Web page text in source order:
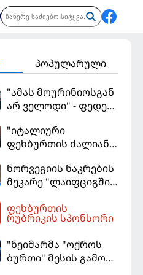
პოპულარული
"ამას მოურინიოსგან
არ ველოდი" - ფედე
"იტალიური
ფეხბურთის ძალიან
ფაბრეგასი
ნორვეგიის ნაკრების
მეკარე "ლაიფციგში"
ფეხბურთის
რუბრიკის სპონსორი
"ნეიმარმა "ოქროს
ბურთი" მესის გამო